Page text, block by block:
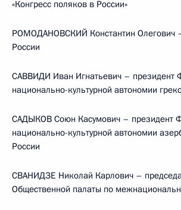
«Конгресс поляков в России»
РОМОДАНОВСКИЙ Константин Олегович
России
САВВИДИ Иван Игнатьевич – президент
национально-культурной автономии
САДЫКОВ Союн Касумович – президент
национально-культурной автономии
России
СВАНИДЗЕ Николай Карлович –
Общественной палаты по